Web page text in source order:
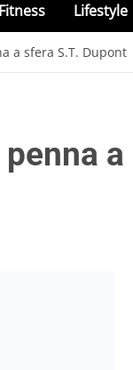
Lifestyle
a sfera S.T. Dupont
a